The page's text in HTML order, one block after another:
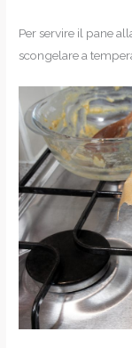
Per servire il pane
scongelare a